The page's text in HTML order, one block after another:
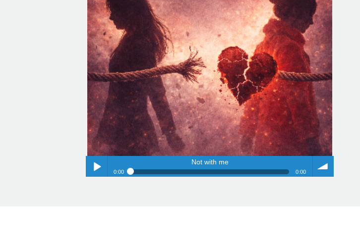
Not with me
0:00 0:00